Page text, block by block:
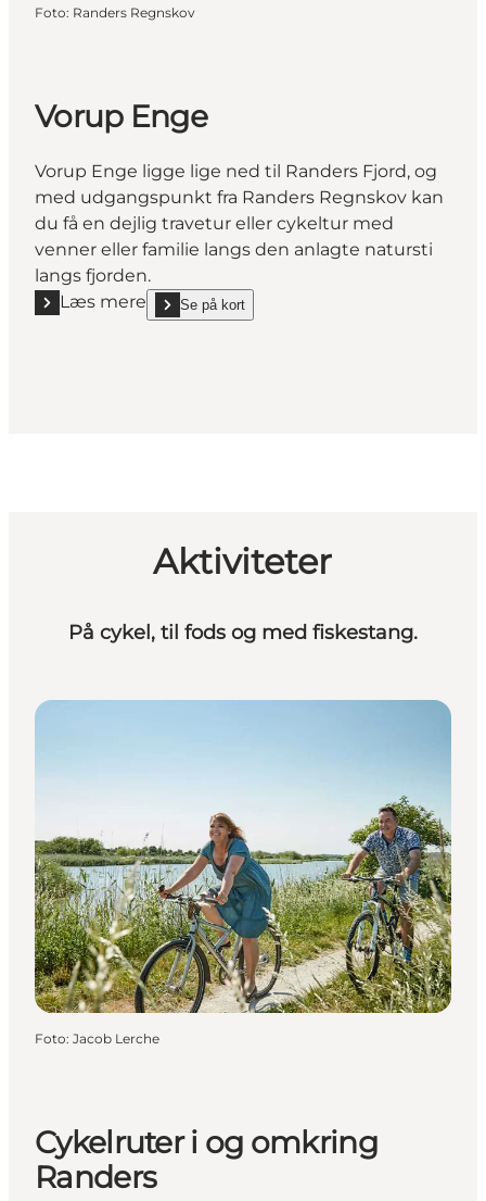
Foto: Randers Regnskov
Vorup Enge
Vorup Enge ligge lige ned til Randers Fjord, og
med udgangspunkt fra Randers Regnskov kan
du få en dejlig travetur eller cykeltur med
venner eller familie langs den anlagte natursti
langs fjorden.
Læs mere
Læs mere "Vorup Enge"
Se på kort
show Vorup Enge on_map
Aktiviteter
På cykel, til fods og med fiskestang.
Foto: Jacob Lerche
Cykelruter i og omkring
Randers